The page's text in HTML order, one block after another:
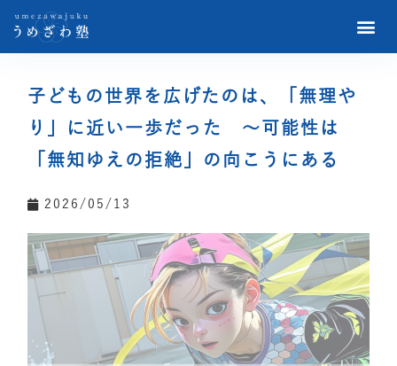
子どもの世界を広げたのは、「無理や
り」に近い一歩だった ～可能性は
「無知ゆえの拒絶」の向こうにある
2026/05/13